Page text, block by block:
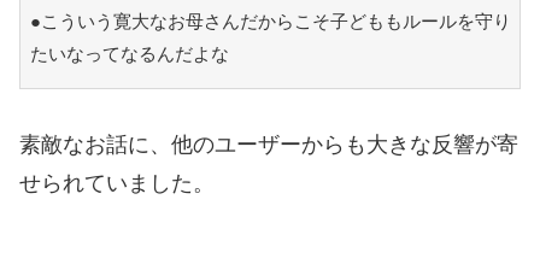
●こういう寛大なお母さんだからこそ子どももルールを守り
たいなってなるんだよな
素敵なお話に、他のユーザーからも大きな反響が寄
せられていました。